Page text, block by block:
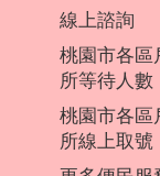
線上諮詢
桃園市各區
所等待人數
桃園市各區
所線上取號